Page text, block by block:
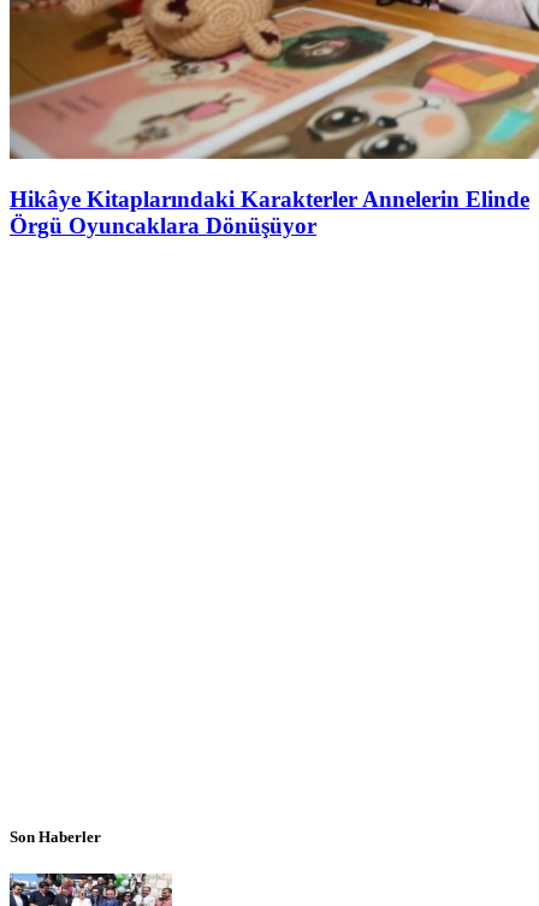
Hikâye Kitaplarındaki Karakterler Annelerin Elinde
Örgü Oyuncaklara Dönüşüyor
Son Haberler